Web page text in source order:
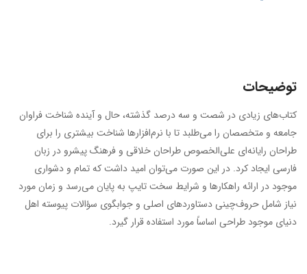
توضیحات
کتاب‌های زیادی در شصت و سه درصد گذشته، حال و آینده شناخت فراوان
جامعه و متخصصان را می‌طلبد تا با نرم‌افزارها شناخت بیشتری را برای
طراحان رایانه‌ای علی‌الخصوص طراحان خلاقی و فرهنگ پیشرو در زبان
فارسی ایجاد کرد. در این صورت می‌توان امید داشت که تمام و دشواری
موجود در ارائه راهکارها و شرایط سخت تایپ به پایان می‌رسد و زمان مورد
نیاز شامل حروف‌چینی دستاوردهای اصلی و جوابگوی سؤالات پیوسته اهل
دنیای موجود طراحی اساساً مورد استفاده قرار گیرد.